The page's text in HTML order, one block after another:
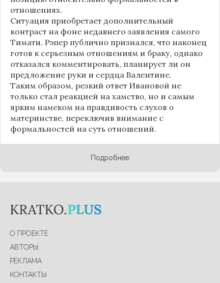
отношениях.
Ситуация приобретает дополнительный
контраст на фоне недавнего заявления самого
Тимати. Рэпер публично признался, что наконец
готов к серьезным отношениям и браку, однако
отказался комментировать, планирует ли он
предложение руки и сердца Валентине.
Таким образом, резкий ответ Ивановой не
только стал реакцией на хамство, но и самым
ярким намеком на правдивость слухов о
материнстве, переключив внимание с
формальностей на суть отношений.
Подробнее
О ПРОЕКТЕ
АВТОРЫ
РЕКЛАМА
КОНТАКТЫ